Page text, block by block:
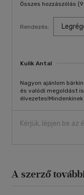
Összes hozzászólás (9
Rendezés:
Kulik Antal
Nagyon ajánlom
és valódi megoldást
Kérjük, lépjen be az
A szerző